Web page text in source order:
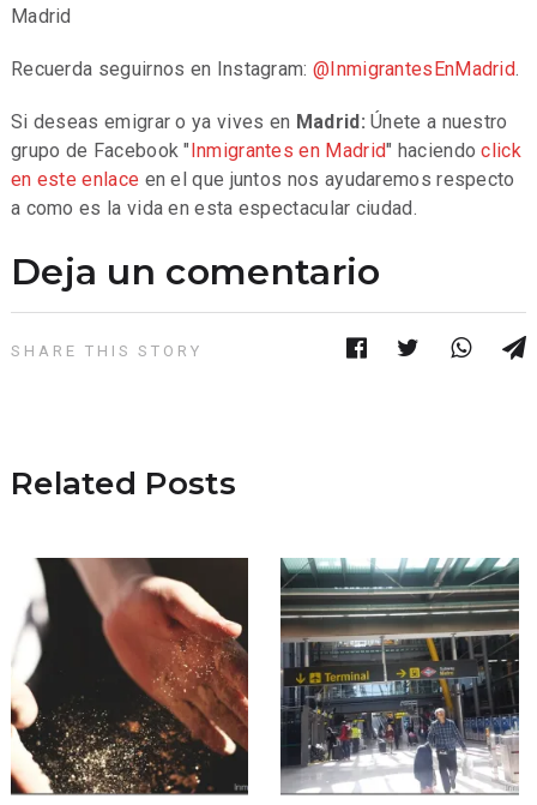
Madrid
Recuerda seguirnos en Instagram: @InmigrantesEnMadrid.
Si deseas emigrar o ya vives en Madrid:Únete a nuestro
grupo de Facebook "Inmigrantes en Madrid" haciendoclick
en este enlace en el que juntos nos ayudaremos respecto
a como es la vida en esta espectacular ciudad.
Deja un comentario
SHARE THIS STORY
Related Posts